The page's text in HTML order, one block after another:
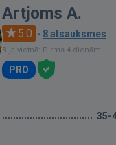
Artjoms A.
5.0 · 8 atsauksmes
Bija vietnē: Pirms 4 dienām
PRO
35-